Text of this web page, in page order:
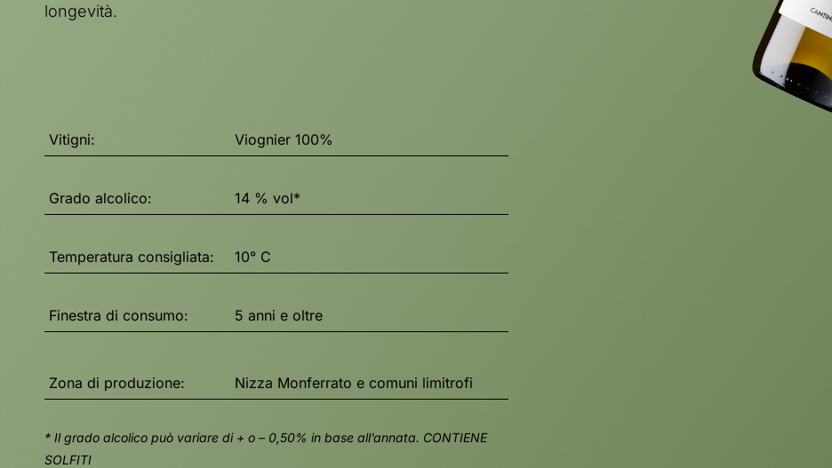
longevità.
Vitigni: Viognier 100%
Grado alcolico: 14 % vol*
Temperatura consigliata: 10° C
Finestra di consumo: 5 anni e oltre
Zona di produzione: Nizza Monferrato e comuni limitrofi
* Il grado alcolico può variare di + o – 0,50% in base all’annata. CONTIENE
SOLFITI